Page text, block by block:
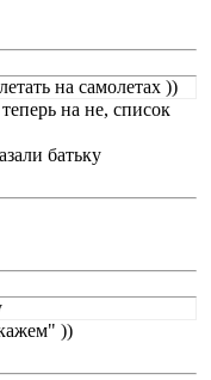
на самолетах ))
на не, список
батьку
))